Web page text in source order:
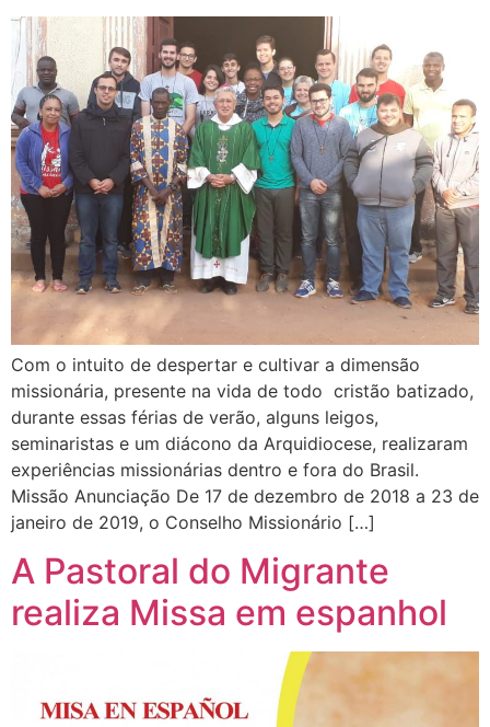
Com o intuito de despertar e cultivar a dimensão
missionária, presente na vida de todo cristão batizado,
durante essas férias de verão, alguns leigos,
seminaristas e um diácono da Arquidiocese, realizaram
experiências missionárias dentro e fora do Brasil.
Missão Anunciação De 17 de dezembro de 2018 a 23 de
janeiro de 2019, o Conselho Missionário […]
A Pastoral do Migrante
realiza Missa em espanhol